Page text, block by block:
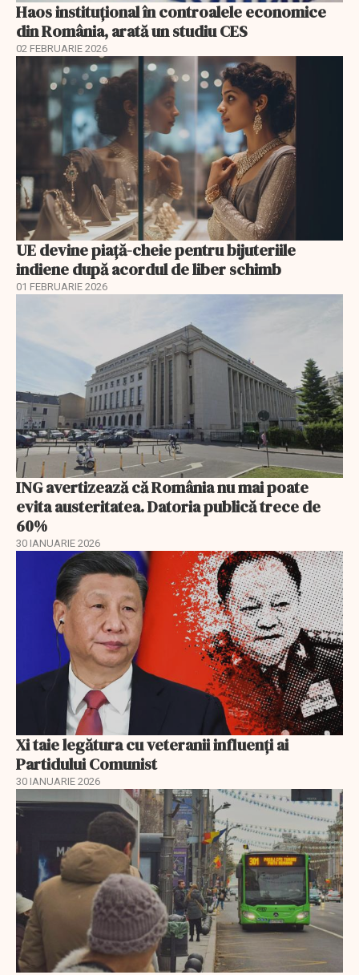
Haos instituțional în controalele economice
din România, arată un studiu CES
02 FEBRUARIE 2026
UE devine piață-cheie pentru bijuteriile
indiene după acordul de liber schimb
01 FEBRUARIE 2026
ING avertizează că România nu mai poate
evita austeritatea. Datoria publică trece de
60%
30 IANUARIE 2026
Xi taie legătura cu veteranii influenți ai
Partidului Comunist
30 IANUARIE 2026